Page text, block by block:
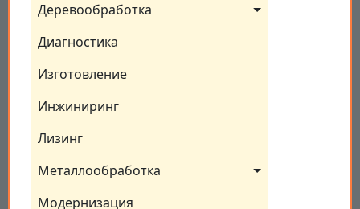
Деревообработка
Диагностика
Изготовление
Инжиниринг
Лизинг
Металлообработка
Модернизация